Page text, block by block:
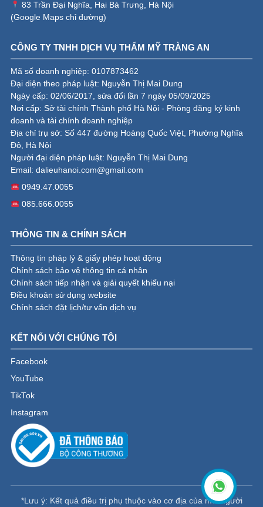
83 Trần Đại Nghĩa, Hai Bà Trưng, Hà Nội
(Google Maps chỉ đường)
CÔNG TY TNHH DỊCH VỤ THẨM MỸ TRÀNG AN
Mã số doanh nghiệp: 0107873462
Đại diện theo pháp luật: Nguyễn Thị Mai Dung
Ngày cấp: 02/06/2017, sửa đổi lần 7 ngày 05/09/2025
Nơi cấp: Sở tài chính Thành phố Hà Nội - Phòng đăng ký kinh
doanh và tài chính doanh nghiệp
Địa chỉ trụ sở: Số 447 đường Hoàng Quốc Việt, Phường Nghĩa
Đô, Hà Nội
Người đại diện pháp luật: Nguyễn Thị Mai Dung
Email: dalieuhanoi.com@gmail.com
0949.47.0055
085.666.0055
THÔNG TIN & CHÍNH SÁCH
Thông tin pháp lý & giấy phép hoạt động
Chính sách bảo vệ thông tin cá nhân
Chính sách tiếp nhận và giải quyết khiếu nại
Điều khoản sử dụng website
Chính sách đặt lịch/tư vấn dịch vụ
KẾT NỐI VỚI CHÚNG TÔI
Facebook
YouTube
TikTok
Instagram
*Lưu ý: Kết quả điều trị phụ thuộc vào cơ địa của mỗi người